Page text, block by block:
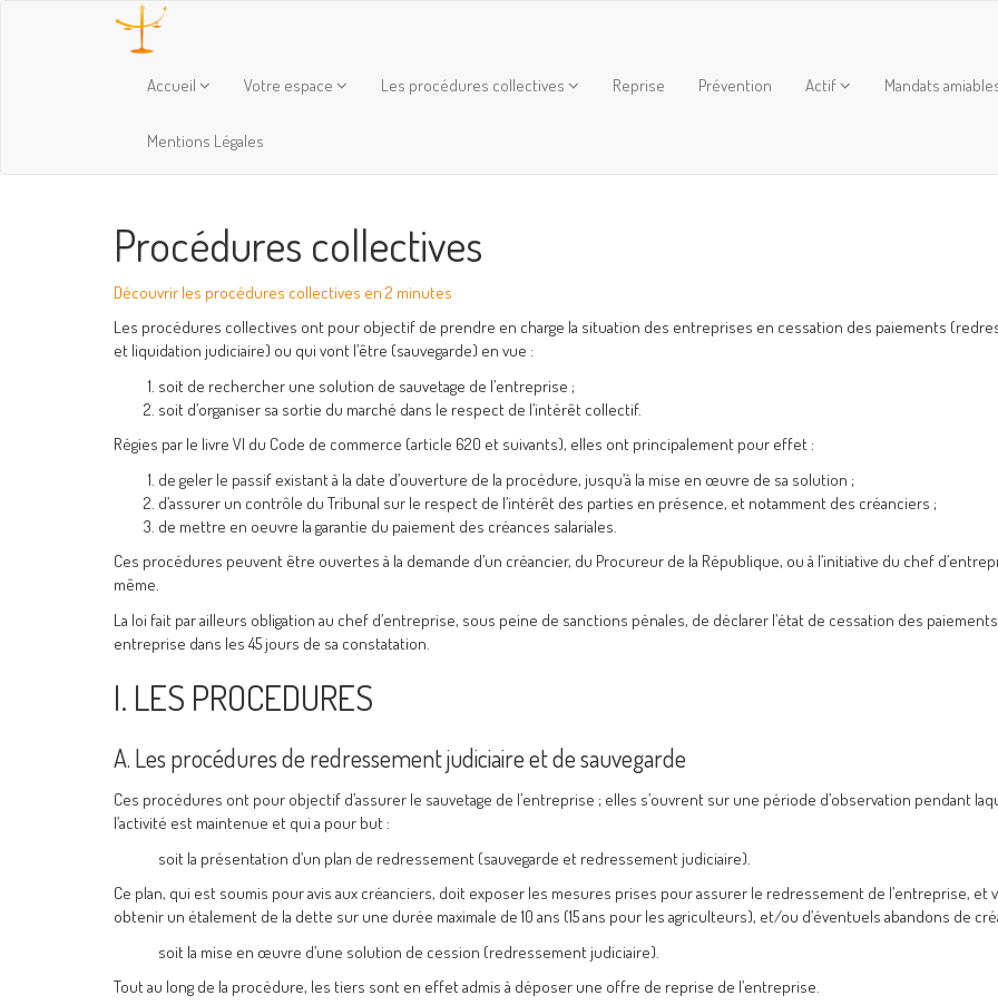
Accueil Votre espace Les procédures collectives Reprise Prévention Actif Mandats
Mentions Légales
Procédures collectives
Découvrir les procédures collectives en 2 minutes
Les procédures collectives ont pour objectif de prendre en charge la situation des entreprises en cessation des paiements
et liquidation judiciaire) ou qui vont l’être (sauvegarde) en vue :
soit de rechercher une solution de sauvetage de l’entreprise ;
soit d’organiser sa sortie du marché dans le respect de l’intérêt collectif.
Régies par le livre VI du Code de commerce (article 620 et suivants), elles ont principalement pour effet :
de geler le passif existant à la date d’ouverture de la procédure, jusqu’à la mise en œuvre de sa solution ;
d’assurer un contrôle du Tribunal sur le respect de l’intérêt des parties en présence, et notamment des créanciers ;
de mettre en oeuvre la garantie du paiement des créances salariales.
Ces procédures peuvent être ouvertes à la demande d’un créancier, du Procureur de la République, ou à l’initiative du chef
même.
La loi fait par ailleurs obligation au chef d’entreprise, sous peine de sanctions pénales, de déclarer l’état de cessation des
entreprise dans les 45 jours de sa constatation.
I. LES PROCEDURES
A. Les procédures de redressement judiciaire et de sauvegarde
Ces procédures ont pour objectif d’assurer le sauvetage de l’entreprise ; elles s’ouvrent sur une période d’observation pendant
l’activité est maintenue et qui a pour but :
soit la présentation d’un plan de redressement (sauvegarde et redressement judiciaire).
Ce plan, qui est soumis pour avis aux créanciers, doit exposer les mesures prises pour assurer le redressement de l’entreprise, et
obtenir un étalement de la dette sur une durée maximale de 10 ans (15 ans pour les agriculteurs), et/ou d’éventuels abandons de
soit la mise en œuvre d’une solution de cession (redressement judiciaire).
Tout au long de la procédure, les tiers sont en effet admis à déposer une offre de reprise de l’entreprise.